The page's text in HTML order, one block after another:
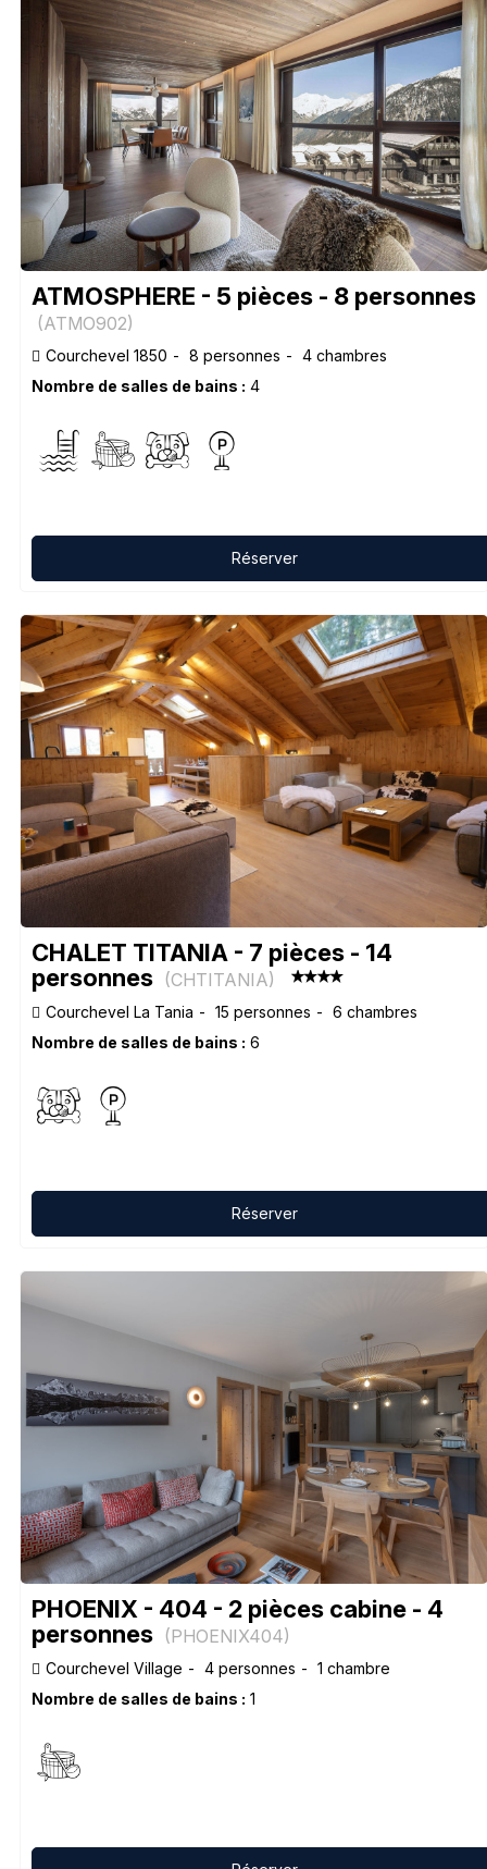
ATMOSPHERE - 5 pièces - 8 personnes
(ATMO902)
Courchevel 1850 8 personnes
4 chambres
Nombre de salles de bains : 4
Réserver
CHALET TITANIA - 7 pièces - 14
personnes (CHTITANIA)
Courchevel La Tania 15 personnes
6 chambres
Nombre de salles de bains : 6
Réserver
PHOENIX - 404 - 2 pièces cabine - 4
personnes (PHOENIX404)
Courchevel Village 4 personnes
1 chambre
Nombre de salles de bains : 1